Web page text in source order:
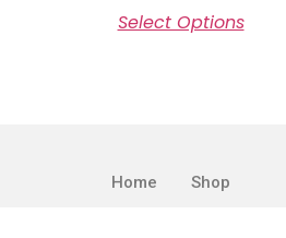
Select Options
Home Shop